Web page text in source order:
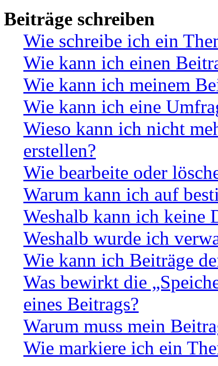
Beiträge schreiben
Wie schreibe ich ein
Wie kann ich einen
Wie kann ich meinem
Wie kann ich eine
Wieso kann ich nicht
erstellen?
Wie bearbeite oder
Warum kann ich auf
Weshalb kann ich keine
Weshalb wurde ich
Wie kann ich Beiträge
Was bewirkt die
eines Beitrags?
Warum muss mein
Wie markiere ich ein